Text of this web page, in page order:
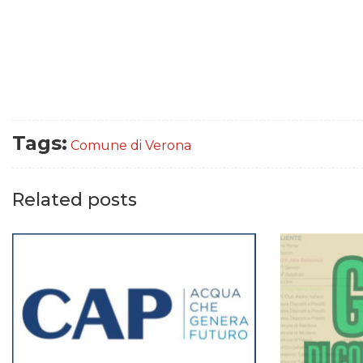
Tags: Comune di Verona
Related posts